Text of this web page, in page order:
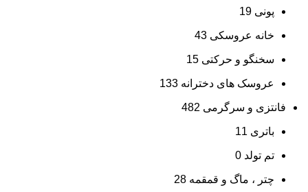
پونی 19
خانه عروسکی 43
سخنگو و حرکتی 15
عروسک های دخترانه 133
فانتزی و سرگرمی 482
باتری 11
تم تولد 0
چتر ، ماگ و قمقمه 28